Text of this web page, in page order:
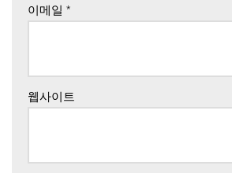
이메일 *
웹사이트